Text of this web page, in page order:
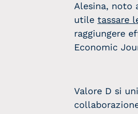
Alesina, noto
utile tassare
raggiungere
Economic
Valore D si